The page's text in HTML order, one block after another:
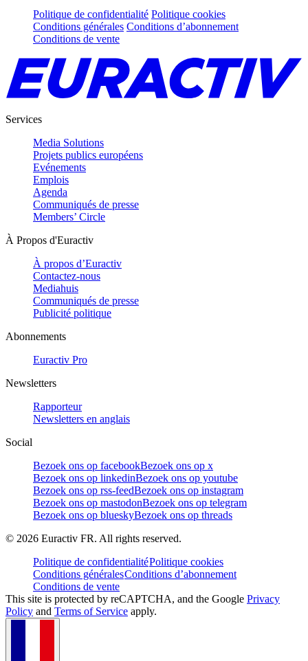
Politique de confidentialité Politique cookies
Conditions générales Conditions d’abonnement
Conditions de vente
Services
Media Solutions
Projets publics européens
Evénements
Emplois
Agenda
Communiqués de presse
Members’ Circle
À Propos d'Euractiv
À propos d’Euractiv
Contactez-nous
Mediahuis
Communiqués de presse
Publicité politique
Abonnements
Euractiv Pro
Newsletters
Rapporteur
Newsletters en anglais
Social
Bezoek ons op facebookBezoek ons op x
Bezoek ons op linkedinBezoek ons op youtube
Bezoek ons op rss-feedBezoek ons op instagram
Bezoek ons op mastodonBezoek ons op telegram
Bezoek ons op blueskyBezoek ons op threads
© 2026 Euractiv FR. All rights reserved.
Politique de confidentialitéPolitique cookies
Conditions généralesConditions d’abonnement
Conditions de vente
This site is protected by reCAPTCHA, and the Google Privacy
Policy and Terms of Service apply.